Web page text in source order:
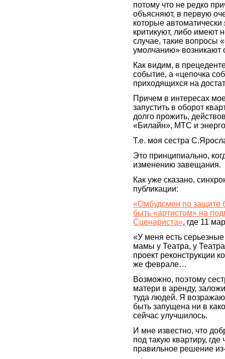
потому что не редко
объясняют, в первую
которые
критикуют, либо имеют
случае, такие вопросы
умолчанию» возникают
Как видим, в
событие, а «цепочка
приходящихся на
Причем в интересах
запустить в оборот
долго прожить,
«Билайн», МТС и
Т.е. моя сестра
Это принципиально,
изменению завещания.
Как уже сказано,
публикации:
«Омбудсмен по защите
быть «артистом» на
Сценариста», где 11
«У меня есть
мамы у Театра, у
проект реконструкции
же феврале…
Возможно, поэтому
матери в аренду,
туда людей. Я
быть запущена ни в
сейчас улучшилось.
И мне известно, что
под такую квартиру,
правильное решение